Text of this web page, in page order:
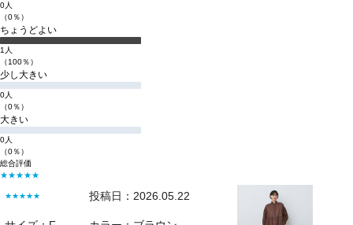
0人
（0％）
ちょうどよい
1人
（100％）
少し大きい
0人
（0％）
大きい
0人
（0％）
総合評価
★★★★★
★★★★★ 投稿日：2026.05.22